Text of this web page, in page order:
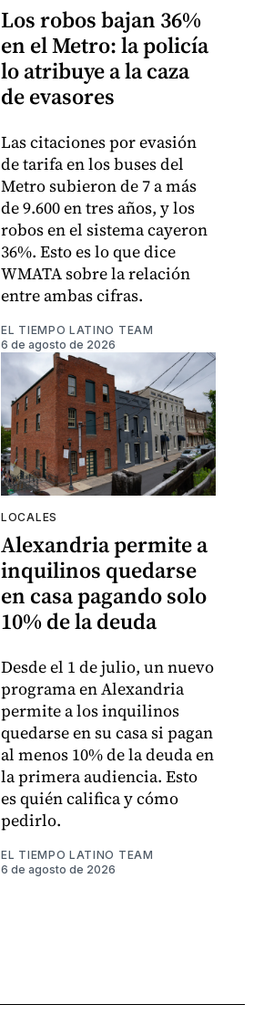
Los robos bajan 36%
en el Metro: la policía
lo atribuye a la caza
de evasores
Las citaciones por evasión
de tarifa en los buses del
Metro subieron de 7 a más
de 9.600 en tres años, y los
robos en el sistema cayeron
36%. Esto es lo que dice
WMATA sobre la relación
entre ambas cifras.
EL TIEMPO LATINO TEAM
6 de agosto de 2026
LOCALES
Alexandria permite a
inquilinos quedarse
en casa pagando solo
10% de la deuda
Desde el 1 de julio, un nuevo
programa en Alexandria
permite a los inquilinos
quedarse en su casa si pagan
al menos 10% de la deuda en
la primera audiencia. Esto
es quién califica y cómo
pedirlo.
EL TIEMPO LATINO TEAM
6 de agosto de 2026